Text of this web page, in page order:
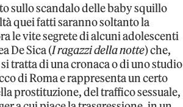
sullo scandalo delle baby squillo
quei fatti saranno soltanto la
le vite segrete di alcuni adolescenti
De Sica (I ragazzi della notte) che,
si tratta di una cronaca o di uno studio
di Roma e rappresenta un certo
prostituzione, del traffico sessuale,